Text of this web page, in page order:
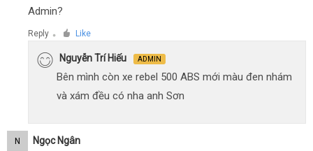
Admin?
Reply ● Like
Nguyễn Trí Hiếu ADMIN
Bên mình còn xe rebel 500 ABS mới màu đen nhám
và xám đều có nha anh Sơn
N Ngọc Ngân